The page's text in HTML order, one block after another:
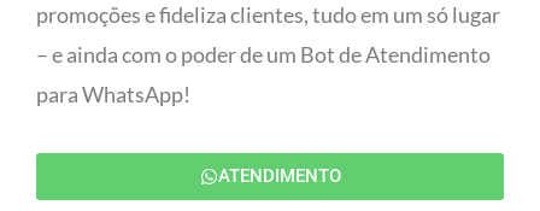
promoções e fideliza clientes, tudo em um só lugar
– e ainda com o poder de um Bot de Atendimento
para WhatsApp!
ATENDIMENTO